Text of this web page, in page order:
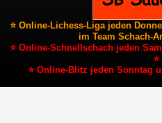
⭐ Online-Lichess-Liga jeden
im Team Schach-
⭐ Online-Schnellschach jeden
⭐
⭐ Online-Blitz jeden Sonntag